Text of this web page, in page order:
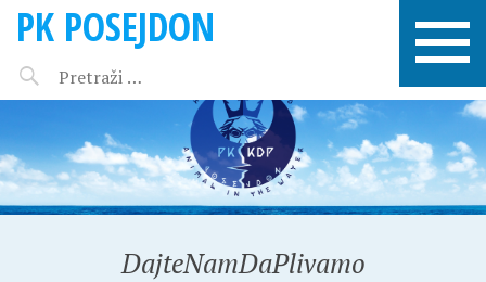
PK POSEJDON
DajteNamDaPlivamo